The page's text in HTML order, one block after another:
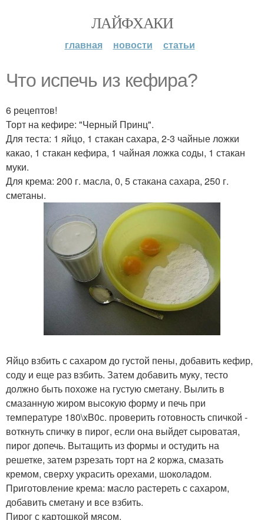
ЛАЙФХАКИ
главная новости статьи
Что испечь из кефира?
6 рецептов!
Торт на кефире: "Черный Принц".
Для теста: 1 яйцо, 1 стакан сахара, 2-3 чайные ложки
какао, 1 стакан кефира, 1 чайная ложка соды, 1 стакан
муки.
Для крема: 200 г. масла, 0, 5 стакана сахара, 250 г.
сметаны.
Яйцо взбить с сахаром до густой пены, добавить кефир,
соду и еще раз взбить. Затем добавить муку, тесто
должно быть похоже на густую сметану. Вылить в
смазанную жиром высокую форму и печь при
температуре 180\xB0с. проверить готовность спичкой -
воткнуть спичку в пирог, если она выйдет сыроватая,
пирог допечь. Вытащить из формы и остудить на
решетке, затем рзрезать торт на 2 коржа, смазать
кремом, сверху украсить орехами, шоколадом.
Приготовление крема: масло растереть с сахаром,
добавить сметану и все взбить.
Пирог с картошкой мясом.